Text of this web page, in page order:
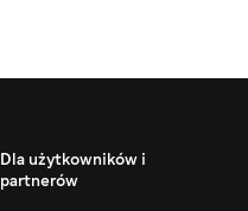
Dla użytkowników i
partnerów